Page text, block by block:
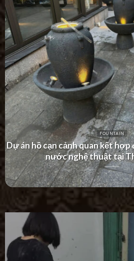
FOUNTAIN
Dự án thác nước tường hiện đại
Villa